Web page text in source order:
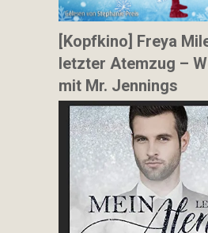
[Kopfkino] Freya
letzter Atemzug –
mit Mr. Jennings